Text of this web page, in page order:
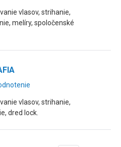
vlasov, strihanie,
melíry, spoločenské
vlasov, strihanie,
dred lock.